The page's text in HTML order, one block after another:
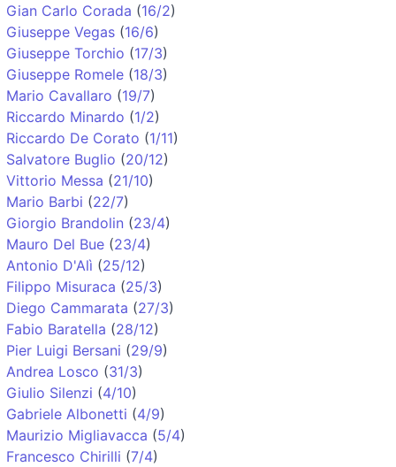
Gian Carlo Corada (16/2)
Giuseppe Vegas (16/6)
Giuseppe Torchio (17/3)
Giuseppe Romele (18/3)
Mario Cavallaro (19/7)
Riccardo Minardo (1/2)
Riccardo De Corato (1/11)
Salvatore Buglio (20/12)
Vittorio Messa (21/10)
Mario Barbi (22/7)
Giorgio Brandolin (23/4)
Mauro Del Bue (23/4)
Antonio D'Alì (25/12)
Filippo Misuraca (25/3)
Diego Cammarata (27/3)
Fabio Baratella (28/12)
Pier Luigi Bersani (29/9)
Andrea Losco (31/3)
Giulio Silenzi (4/10)
Gabriele Albonetti (4/9)
Maurizio Migliavacca (5/4)
Francesco Chirilli (7/4)